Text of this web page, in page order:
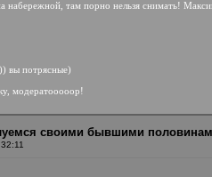
набережной, там порно нельзя снимать!
вы потрясные)
модератооооор!
своими бывшими